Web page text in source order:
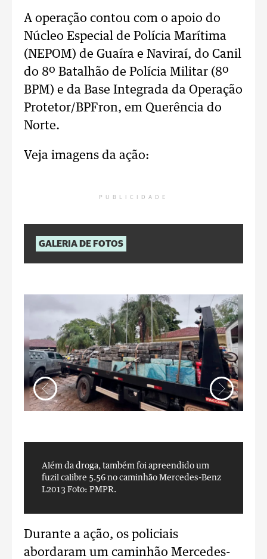
A operação contou com o apoio do
Núcleo Especial de Polícia Marítima
(NEPOM) de Guaíra e Naviraí, do Canil
do 8º Batalhão de Polícia Militar (8º
BPM) e da Base Integrada da Operação
Protetor/BPFron, em Querência do
Norte.
Veja imagens da ação:
PUBLICIDADE
GALERIA DE FOTOS
Além da droga, também foi apreendido um
fuzil calibre 5.56 no caminhão Mercedes-Benz
L2013 Foto: PMPR.
Durante a ação, os policiais
abordaram um caminhão Mercedes-